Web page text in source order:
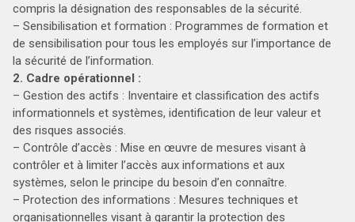
compris la désignation des responsables de la sécurité.
– Sensibilisation et formation : Programmes de formation et
de sensibilisation pour tous les employés sur l’importance de
la sécurité de l’information.
2. Cadre opérationnel :
– Gestion des actifs : Inventaire et classification des actifs
informationnels et systèmes, identification de leur valeur et
des risques associés.
– Contrôle d’accès : Mise en œuvre de mesures visant à
contrôler et à limiter l’accès aux informations et aux
systèmes, selon le principe du besoin d’en connaître.
– Protection des informations : Mesures techniques et
organisationnelles visant à garantir la protection des